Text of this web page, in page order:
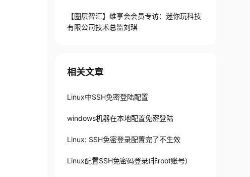
【圈层智汇】维享会会员专访：迷你玩科技
有限公司技术总监刘琪
相关文章
Linux中SSH免密登陆配置
windows机器在本地配置免密登陆
Linux: SSH免密登录配置完了不生效
Linux配置SSH免密码登录(非root账号)